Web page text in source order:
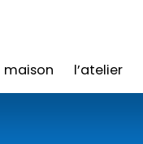
maison l’atelier